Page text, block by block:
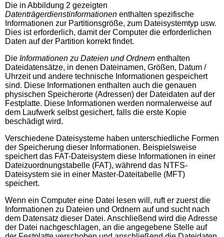
Die in Abbildung 2 gezeigten
Datenträgerdienstinformationen enthalten spezifische
Informationen zur Partitionsgröße, zum Dateisystemtyp usw.
Dies ist erforderlich, damit der Computer die erforderlichen
Daten auf der Partition korrekt findet.
Die Informationen zu Dateien und Ordnern enthalten
Dateidatensätze, in denen Dateinamen, Größen, Datum /
Uhrzeit und andere technische Informationen gespeichert
sind. Diese Informationen enthalten auch die genauen
physischen Speicherorte (Adressen) der Dateidaten auf der
Festplatte. Diese Informationen werden normalerweise auf
dem Laufwerk selbst gesichert, falls die erste Kopie
beschädigt wird.
Verschiedene Dateisysteme haben unterschiedliche Formen
der Speicherung dieser Informationen. Beispielsweise
speichert das FAT-Dateisystem diese Informationen in einer
Dateizuordnungstabelle (FAT), während das NTFS-
Dateisystem sie in einer Master-Dateitabelle (MFT)
speichert.
Wenn ein Computer eine Datei lesen will, ruft er zuerst die
Informationen zu Dateien und Ordnern auf und sucht nach
dem Datensatz dieser Datei. Anschließend wird die Adresse
der Datei nachgeschlagen, an die angegebene Stelle auf